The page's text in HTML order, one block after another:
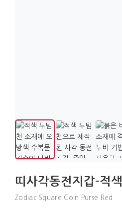
띠사각동전지갑-적색
Zodiac Square Coin Purse Red